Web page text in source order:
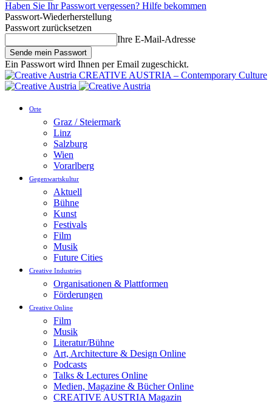
Haben Sie Ihr Passwort vergessen? Hilfe bekommen
Passwort-Wiederherstellung
Passwort zurücksetzen
Ihre E-Mail-Adresse
Ein Passwort wird Ihnen per Email zugeschickt.
CREATIVE AUSTRIA – Contemporary Culture
Orte
Graz / Steiermark
Linz
Salzburg
Wien
Vorarlberg
Gegenwartskultur
Aktuell
Bühne
Kunst
Festivals
Film
Musik
Future Cities
Creative Industries
Organisationen & Plattformen
Förderungen
Creative Online
Film
Musik
Literatur/Bühne
Art, Architecture & Design Online
Podcasts
Talks & Lectures Online
Medien, Magazine & Bücher Online
CREATIVE AUSTRIA Magazin